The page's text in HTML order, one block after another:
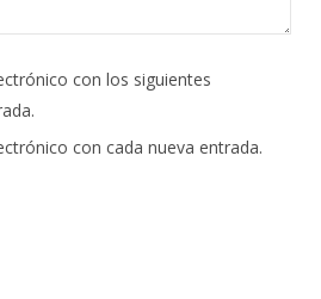
con los siguientes
con cada nueva entrada.